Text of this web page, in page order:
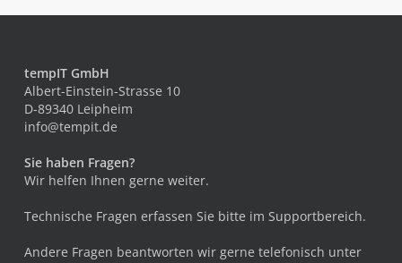
tempIT GmbH
Albert-Einstein-Strasse 10
D-89340 Leipheim
info@tempit.de
Sie haben Fragen?
Wir helfen Ihnen gerne weiter.
Technische Fragen erfassen Sie bitte im Supportbereich.
Andere Fragen beantworten wir gerne telefonisch unter